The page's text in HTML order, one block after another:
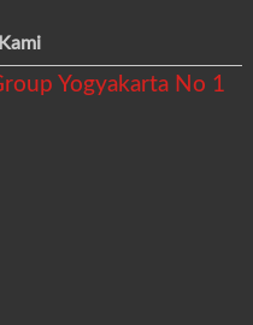
Yogyakarta No 1